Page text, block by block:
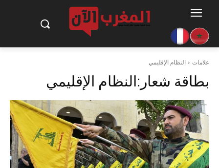
علامات النظام الإقليمي
بطاقة شعار:النظام الإقليمي